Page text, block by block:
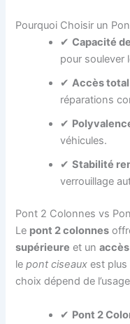
Pourquoi Choisir un
✔Capacité
pour soulever
✔Accès
réparations
✔
véhicules.
✔Stabilité
verrouillage
Pont 2 Colonnes vs
Le pont 2 colonnes
supérieure et un
lepont ciseaux est plus
choix dépend de
✔ Pont 2